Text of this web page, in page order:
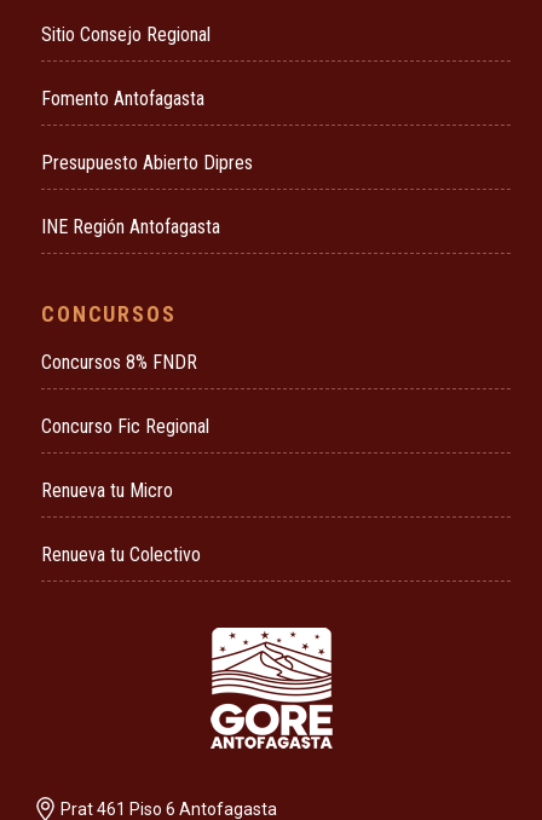
Sitio Consejo Regional
Fomento Antofagasta
Presupuesto Abierto Dipres
INE Región Antofagasta
CONCURSOS
Concursos 8% FNDR
Concurso Fic Regional
Renueva tu Micro
Renueva tu Colectivo
Prat 461 Piso 6 Antofagasta